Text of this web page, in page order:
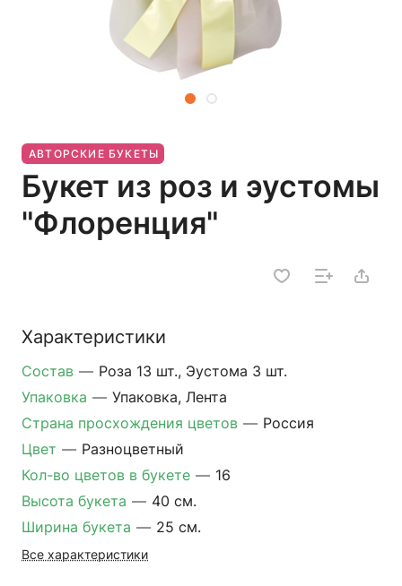
АВТОРСКИЕ БУКЕТЫ
Букет из роз и эустомы
"Флоренция"
Характеристики
Состав — Роза 13 шт., Эустома 3 шт.
Упаковка — Упаковка, Лента
Страна просхождения цветов — Россия
Цвет — Разноцветный
Кол-во цветов в букете — 16
Высота букета — 40 см.
Ширина букета — 25 см.
Все характеристики